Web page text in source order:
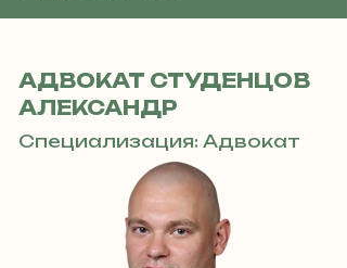
АДВОКАТ СТУДЕНЦОВ
АЛЕКСАНДР
Специализация: Адвокат